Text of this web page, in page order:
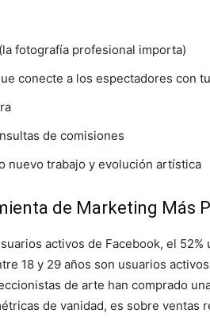
fotografía profesional importa)
conecte a los espectadores con
de comisiones
nuevo trabajo y evolución artística
de Marketing Más
activos de Facebook, el
18 y 29 años son usuarios
de arte han comprado
de vanidad, es sobre ventas